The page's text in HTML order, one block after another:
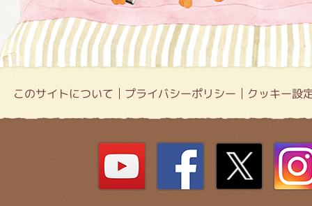
このサイトについて プライバシーポリシー クッキー設